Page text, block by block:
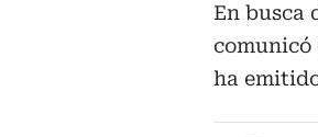
En busca
ha